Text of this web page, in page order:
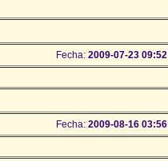
Fecha: 2009-07-23 09:52
Fecha: 2009-08-16 03:56